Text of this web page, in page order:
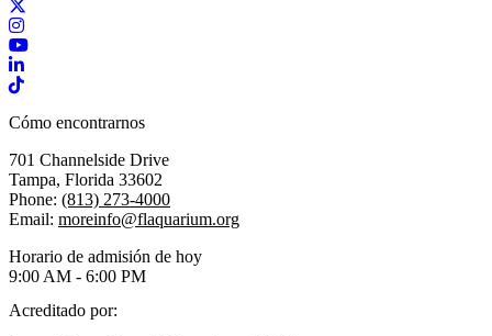
Instagram
YouTube
LinkedIn
TikTok
Cómo encontrarnos
701 Channelside Drive
Tampa, Florida 33602
Phone: (813) 273-4000
Email: moreinfo@flaquarium.org
Horario de admisión de hoy
9:00 AM - 6:00 PM
Acreditado por: